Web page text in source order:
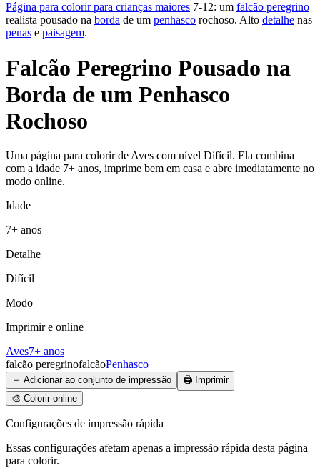
Página para colorir para crianças maiores 7-12: um falcão peregrino
realista pousado na borda de um penhasco rochoso. Alto detalhe nas
penas e paisagem.
Falcão Peregrino Pousado na
Borda de um Penhasco
Rochoso
Uma página para colorir de Aves com nível Difícil. Ela combina
com a idade 7+ anos, imprime bem em casa e abre imediatamente no
modo online.
Idade
7+ anos
Detalhe
Difícil
Modo
Imprimir e online
Aves7+ anos
falcão peregrinofalcãoPenhasco
＋ Adicionar ao conjunto de impressão 🖨️ Imprimir
🎨 Colorir online
Configurações de impressão rápida
Essas configurações afetam apenas a impressão rápida desta página
para colorir.